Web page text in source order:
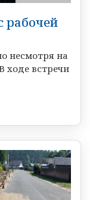
рабочей
несмотря на
ходе встречи